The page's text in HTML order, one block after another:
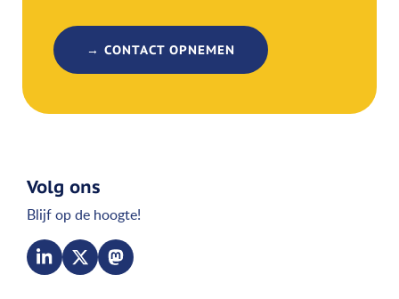
→ CONTACT OPNEMEN
Volg ons
Blijf op de hoogte!